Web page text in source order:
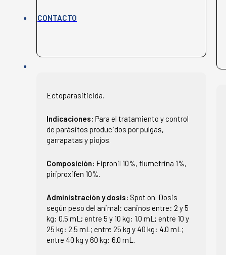
CONTACTO
Ectoparasiticida.
Indicaciones: Para el tratamiento y control
de parásitos producidos por pulgas,
garrapatas y piojos.
Composición: Fipronil 10%, flumetrina 1%,
piriproxifen 10%.
Administración y dosis: Spot on. Dosis
según peso del animal: caninos entre: 2 y 5
kg: 0.5 mL; entre 5 y 10 kg: 1.0 mL; entre 10 y
25 kg: 2.5 mL; entre 25 kg y 40 kg: 4.0 mL;
entre 40 kg y 60 kg: 6.0 mL.